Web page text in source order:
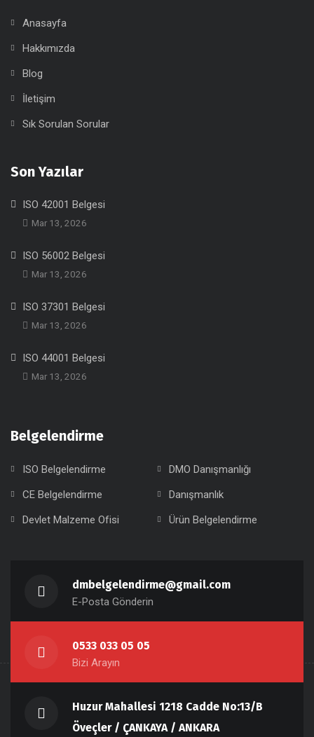
Anasayfa
Hakkımızda
Blog
İletişim
Sık Sorulan Sorular
Son Yazılar
ISO 42001 Belgesi
Mar 13, 2026
ISO 56002 Belgesi
Mar 13, 2026
ISO 37301 Belgesi
Mar 13, 2026
ISO 44001 Belgesi
Mar 13, 2026
Belgelendirme
ISO Belgelendirme
DMO Danışmanlığı
CE Belgelendirme
Danışmanlık
Devlet Malzeme Ofisi
Ürün Belgelendirme
dmbelgelendirme@gmail.com
E-Posta Gönderin
0533 033 05 05
Bizi Arayın
Huzur Mahallesi 1218 Cadde No:13/B
Öveçler / ÇANKAYA / ANKARA